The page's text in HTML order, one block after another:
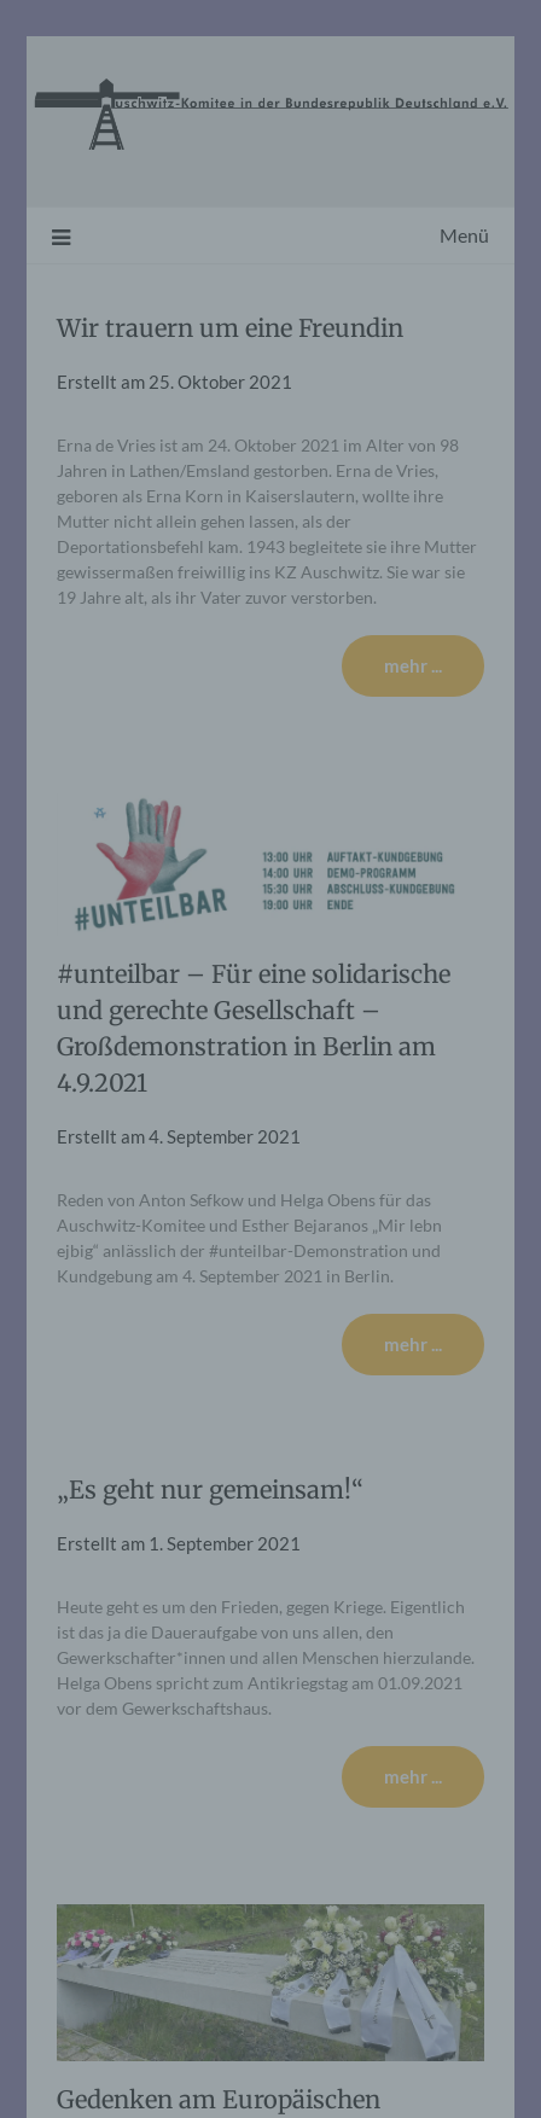
Menü
Wir trauern um eine Freundin
Erstellt am 25. Oktober 2021
Erna de Vries ist am 24. Oktober 2021 im Alter von 98
Jahren in Lathen/Emsland gestorben. Erna de Vries,
geboren als Erna Korn in Kaiserslautern, wollte ihre
Mutter nicht allein gehen lassen, als der
Deportationsbefehl kam. 1943 begleitete sie ihre Mutter
gewissermaßen freiwillig ins KZ Auschwitz. Sie war sie
19 Jahre alt, als ihr Vater zuvor verstorben.
mehr ...
#unteilbar – Für eine solidarische
und gerechte Gesellschaft –
Großdemonstration in Berlin am
4.9.2021
Erstellt am4. September 2021
Reden von Anton Sefkow und Helga Obens für das
Auschwitz-Komitee und Esther Bejaranos „Mir lebn
ejbig“ anlässlich der #unteilbar-Demonstration und
Kundgebung am 4. September 2021 in Berlin.
mehr ...
„Es geht nur gemeinsam!“
Erstellt am 1. September 2021
Heute geht es um den Frieden, gegen Kriege. Eigentlich
ist das ja die Daueraufgabe von uns allen, den
Gewerkschafter*innen und allen Menschen hierzulande.
Helga Obens spricht zum Antikriegstag am 01.09.2021
vor dem Gewerkschaftshaus.
mehr ...
Gedenken am Europäischen